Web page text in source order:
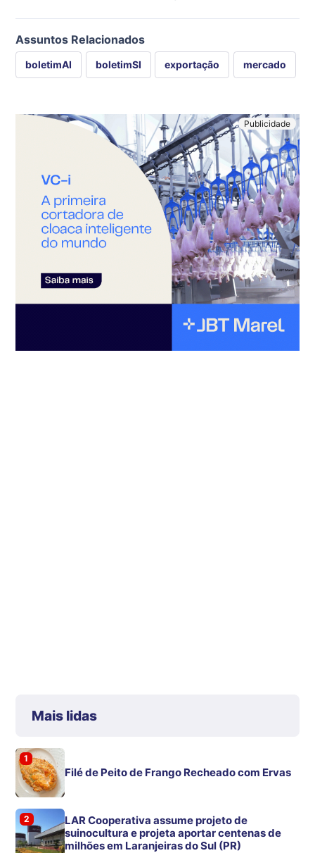
Assuntos Relacionados
boletimAI boletimSI exportação mercado
Mais lidas
1
Filé de Peito de Frango Recheado com Ervas
2
LAR Cooperativa assume projeto de
suinocultura e projeta aportar centenas de
milhões em Laranjeiras do Sul (PR)